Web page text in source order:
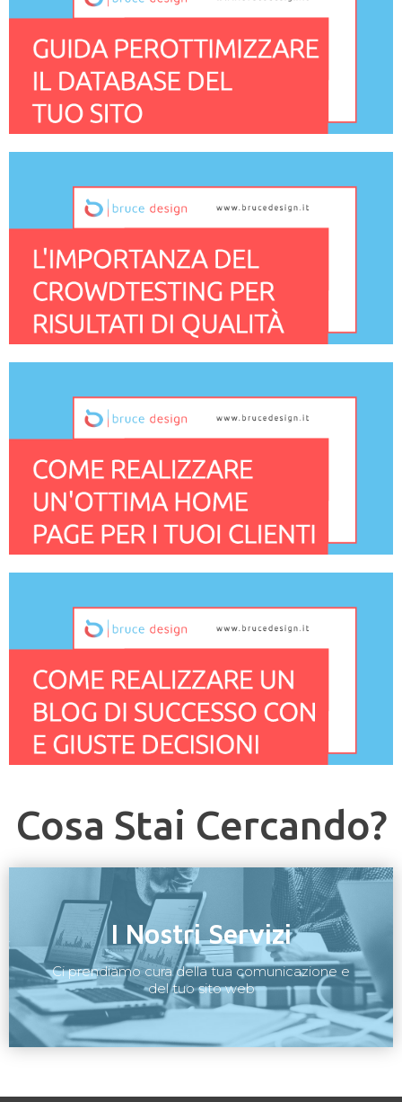
Cosa Stai Cercando?
I Nostri Servizi
Ci prendiamo cura della tua comunicazione e
del tuo sito web